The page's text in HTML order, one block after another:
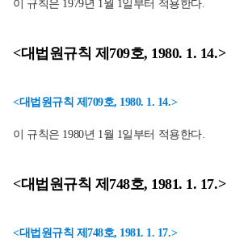
이 규칙은 1979년 1월 1일부터 적용한다.
<대법원규칙 제709호, 1980. 1. 14.>
<대법원규칙 제709호, 1980. 1. 14.>
이 규칙은 1980년 1월 1일부터 적용한다.
<대법원규칙 제748호, 1981. 1. 17.>
<대법원규칙 제748호, 1981. 1. 17.>